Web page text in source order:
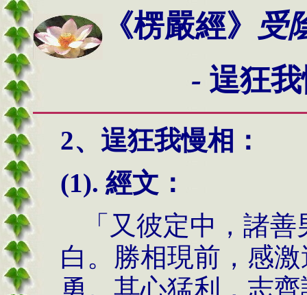
《楞嚴經》 受
- 逞狂
2、 逞狂我慢相 ：
(1). 經文：
「又彼定中，諸
白。勝相現前，感
勇。其心猛利，志